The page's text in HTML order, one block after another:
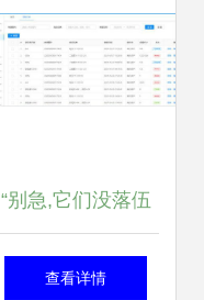
“别急,它们没落伍
——‘零成本’自铸神
查看详情